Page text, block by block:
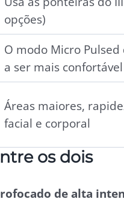
opções)
O modo Micro
a ser mais confortável
Áreas maiores,
facial e corporal
os dois
de alta